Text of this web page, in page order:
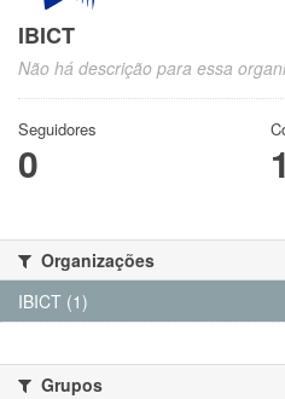
IBICT
Não há descrição para essa
Seguidores
0
Organizações
IBICT (1)
Grupos